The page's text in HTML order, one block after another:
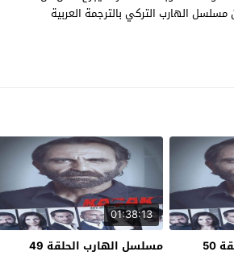
يجعلة بطلاً ويتم نشر صورة ليبدأ يحس بالخطر لانكشاف امرة ، شاهد الحلقة 39 من مسلسل الهارب التركي بالترجمة العربية
50
01:38:13
مسلسل الهارب الحلقة 49